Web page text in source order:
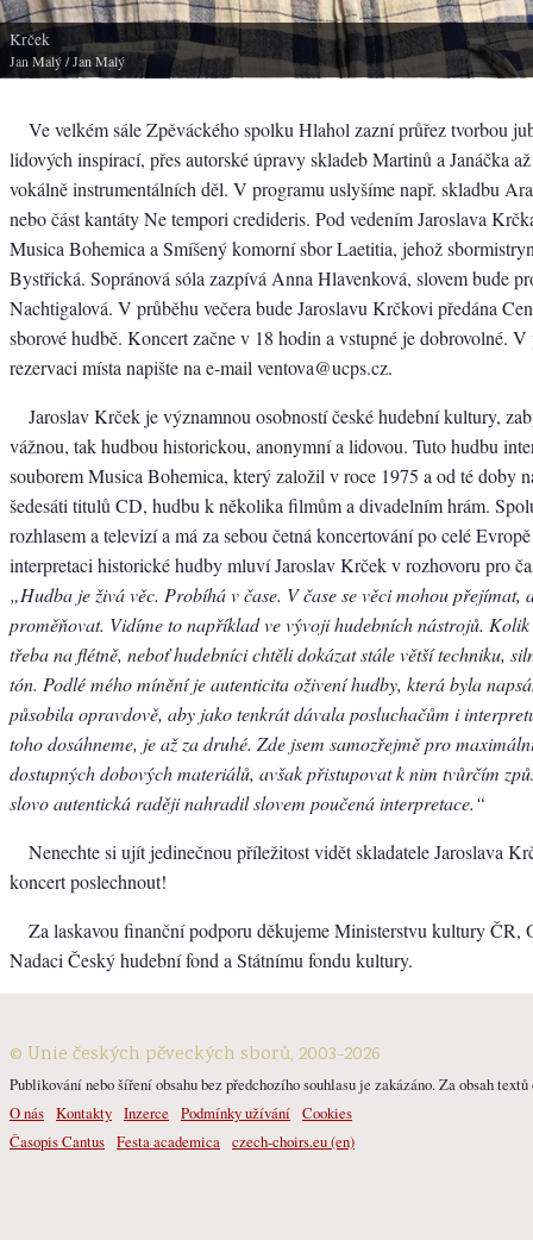
Krček
Jan Malý/ Jan Malý
Ve velkém sále Zpěváckého spolku Hlahol zazní průřez tvorbou
lidových inspirací, přes autorské úpravy skladeb Martinů a Janáčka
vokálně instrumentálních děl. V programu uslyšíme např. skladbu
nebo část kantáty Ne tempori credideris. Pod vedením Jaroslava
Musica Bohemica a Smíšený komorní sbor Laetitia, jehož
Bystřická. Sopránová sóla zazpívá Anna Hlavenková, slovem bude
Nachtigalová. V průběhu večera bude Jaroslavu Krčkovi předána
sborové hudbě. Koncert začne v 18 hodin a vstupné je dobrovolné.
rezervaci místa napište na e-mail ventova@ucps.cz.
Jaroslav Krček je významnou osobností české hudební kultury,
vážnou, tak hudbou historickou, anonymní a lidovou. Tuto hudbu
souborem Musica Bohemica, který založil v roce 1975 a od té doby
šedesáti titulů CD, hudbu k několika filmům a divadelním hrám.
rozhlasem a televizí a má za sebou četná koncertování po celé
interpretaci historické hudby mluví Jaroslav Krček v rozhovoru pro
„Hudba je živá věc. Probíhá v čase. V čase se věci mohou přejímat,
proměňovat. Vidíme to například ve vývoji hudebních nástrojů.
třeba na flétně, neboť hudebníci chtěli dokázat stále větší techniku,
tón. Podlé mého mínění je autenticita oživení hudby, která byla
působila opravdově, aby jako tenkrát dávala posluchačům i
toho dosáhneme, je až za druhé. Zde jsem samozřejmě pro
dostupných dobových materiálů, avšak přistupovat k nim tvůrčím
slovo autentická raději nahradil slovem poučená interpretace.“
Nenechte si ujít jedinečnou příležitost vidět skladatele Jaroslava
koncert poslechnout!
Za laskavou finanční podporu děkujeme Ministerstvu kultury ČR,
Nadaci Český hudební fond a Státnímu fondu kultury.
© Unie českých pěveckých sborů, 2003-2026
Publikování nebo šíření obsahu bez předchozího souhlasu je zakázáno. Za obsah
O nás Kontakty Inzerce Podmínky užívání Cookies
Časopis Cantus Festa academica czech-choirs.eu (en)